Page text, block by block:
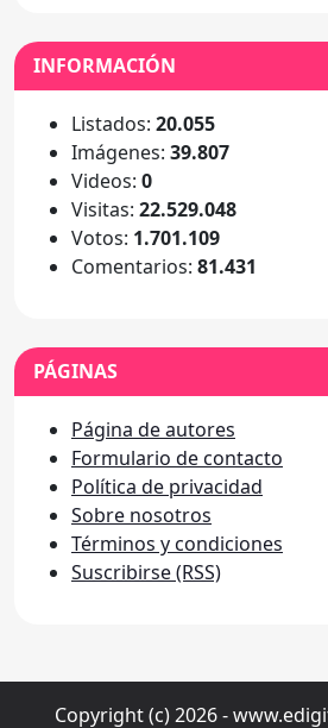
INFORMACIÓN
Listados: 20.055
Imágenes: 39.807
Videos: 0
Visitas: 22.529.048
Votos: 1.701.109
Comentarios: 81.431
PÁGINAS
Página de autores
Formulario de contacto
Política de privacidad
Sobre nosotros
Términos y condiciones
Suscribirse (RSS)
Copyright (c) 2026 -